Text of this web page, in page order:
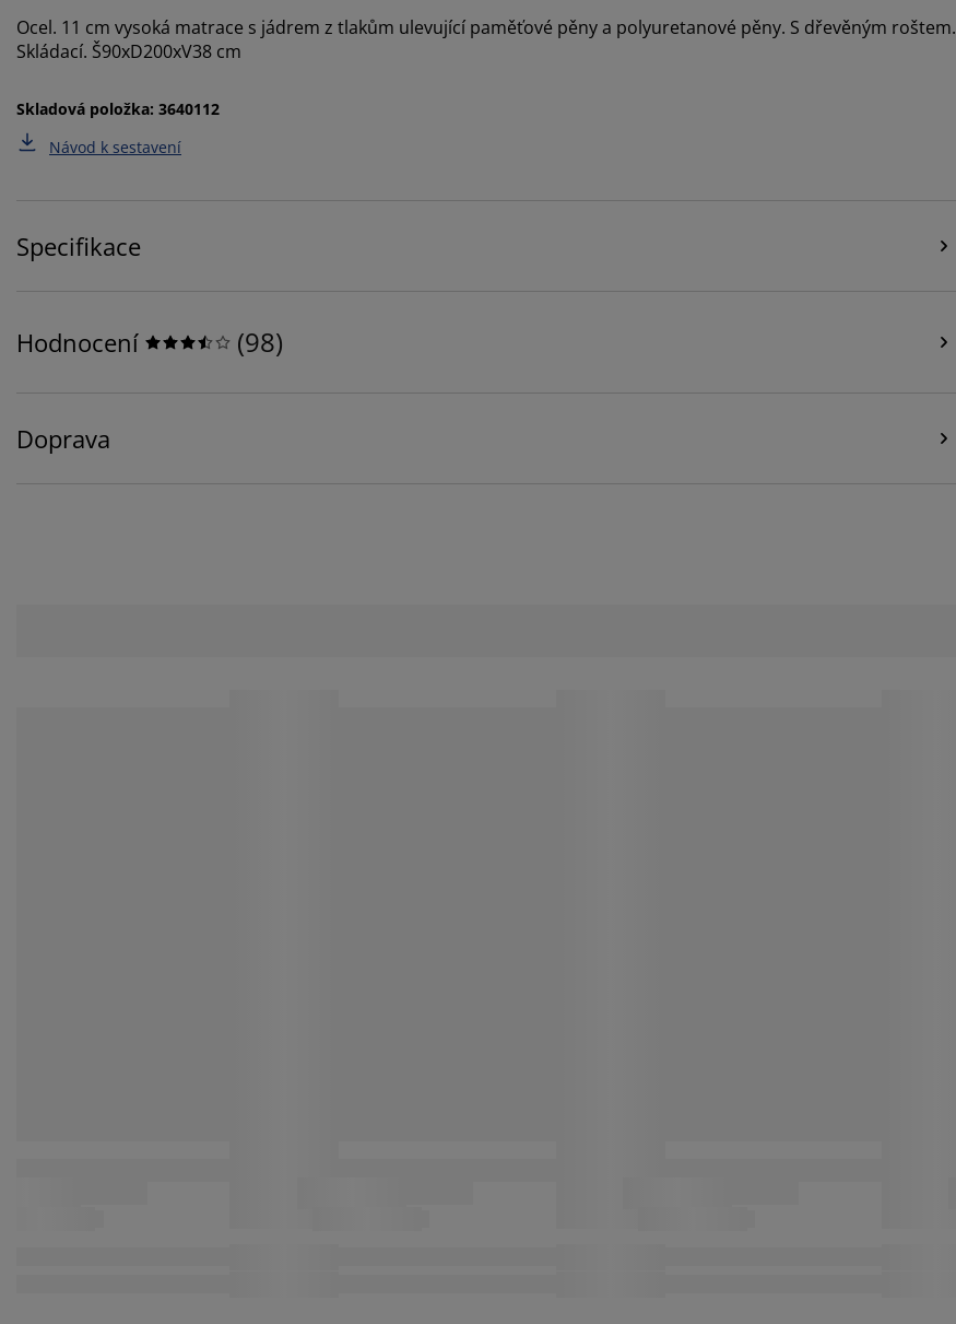
Ocel. 11 cm vysoká matrace s jádrem z tlakům ulevující paměťové pěny a polyuretanové pěny. S dřevěným roštem.
Skládací. Š90xD200xV38 cm
Skladová položka: 3640112
Návod k sestavení
Specifikace
Hodnocení (98)
Doprava